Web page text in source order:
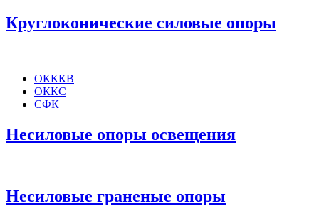
Круглоконические силовые опоры
ОКККВ
ОККС
СФК
Несиловые опоры освещения
Несиловые граненые опоры